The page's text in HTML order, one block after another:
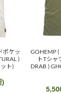
ポケッ
)
ト)
)
GOHEMP (
トTシャ
DRAB )